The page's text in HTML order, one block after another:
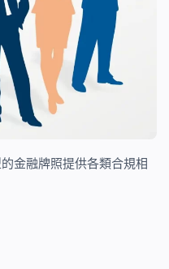
金融牌照提供各類合規相